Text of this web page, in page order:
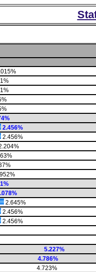
2.456%
2.456%
2.645%
2.456%
2.456%
5.227%
4.786%
4.723%